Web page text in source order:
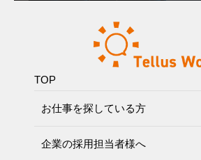
TOP
お仕事を探している方
企業の採用担当者様へ